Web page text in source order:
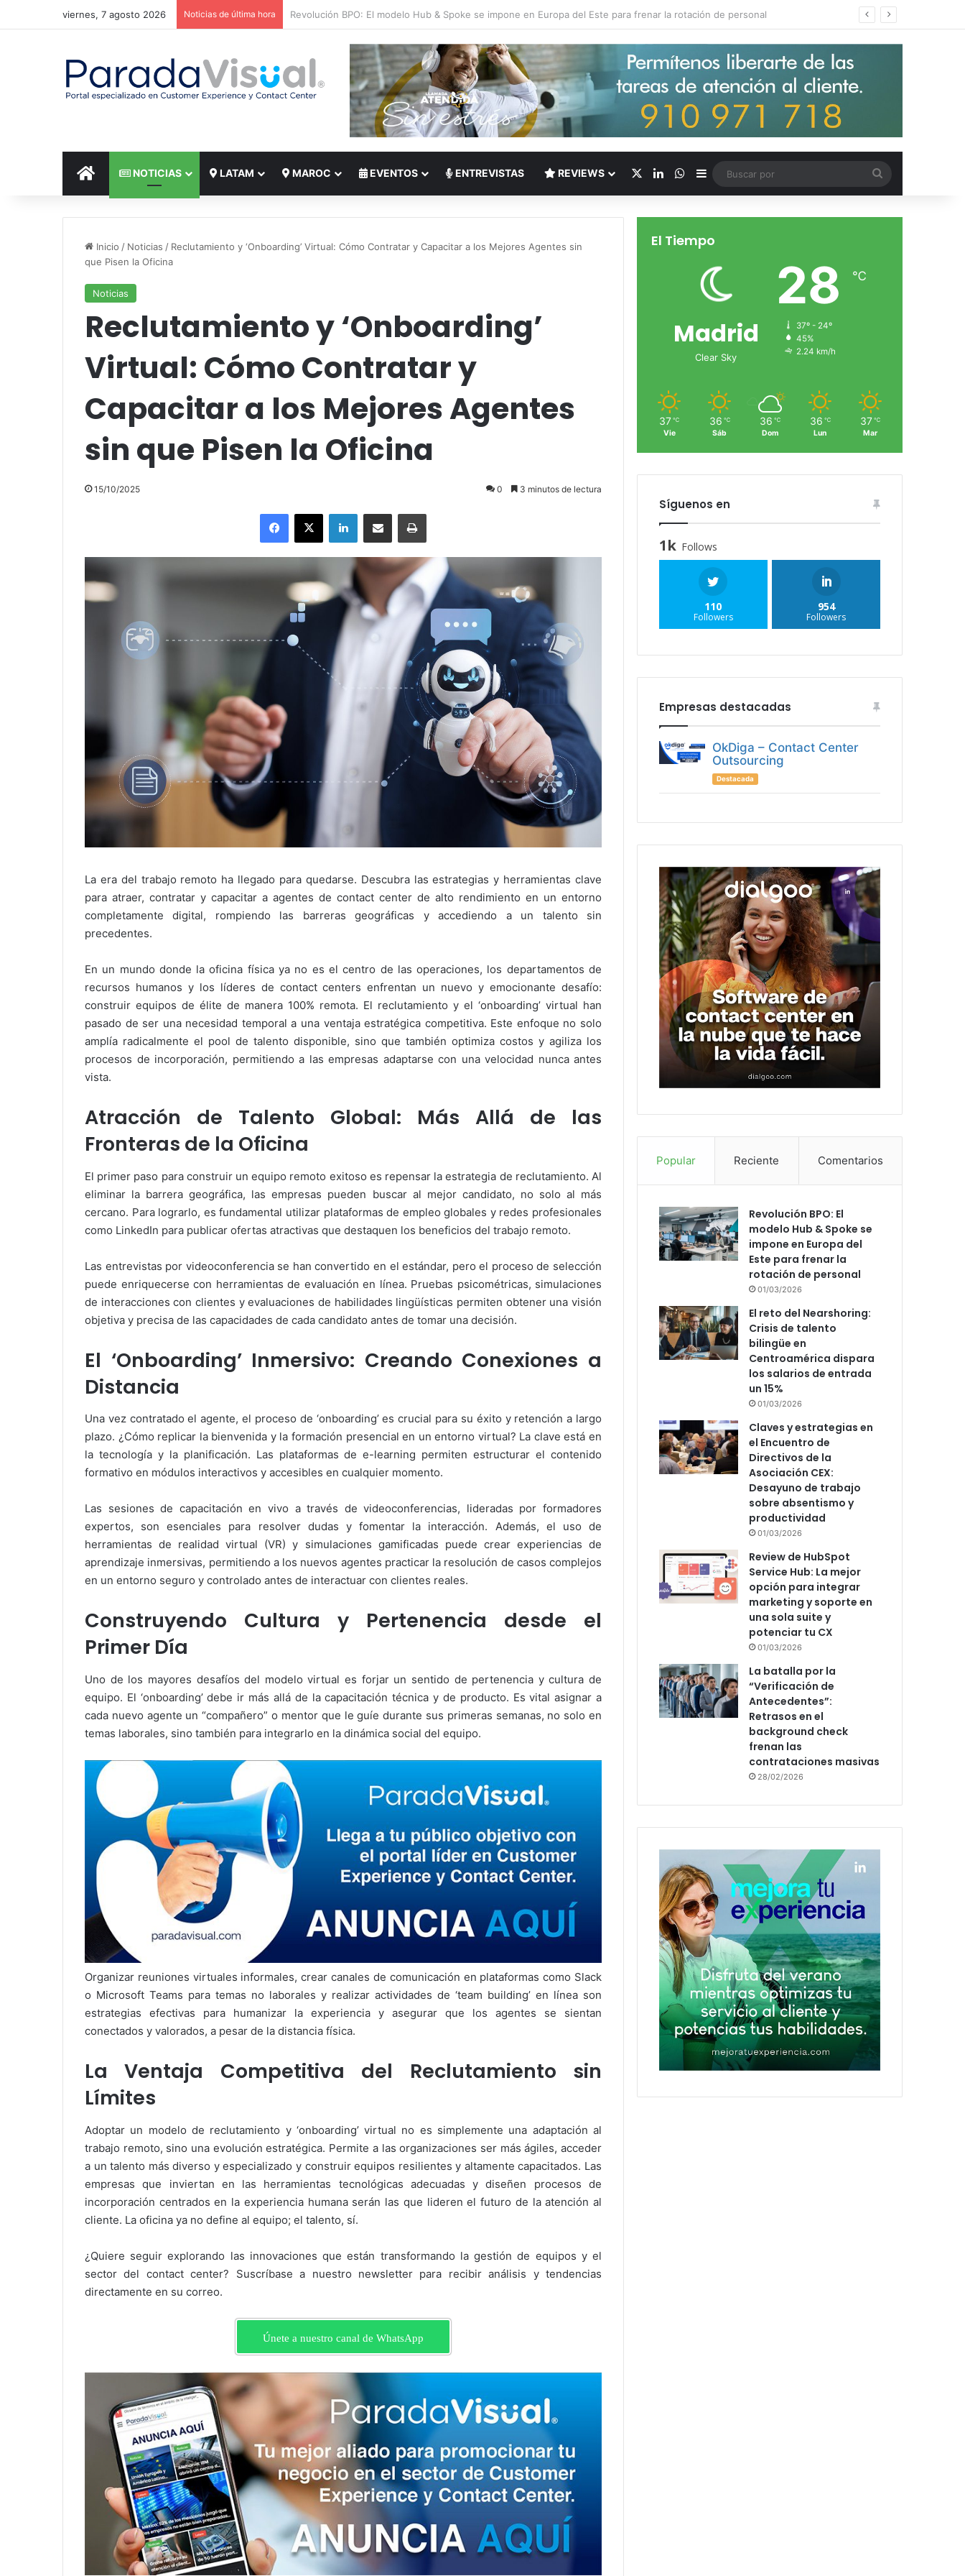
viernes, 7 agosto 2026 Noticias de última hora El reto del Nearshoring: Crisis de talento bilingüe en Centroamérica dispara los salarios de entrada un 15%
INICIO NOTICIAS LATAM MAROC EVENTOS ENTREVISTAS REVIEWS LinkedInWhatsApp
Barra lateral
por
Inicio / Noticias / Reclutamiento y ‘Onboarding’ Virtual: Cómo Contratar y Capacitar a los Mejores Agentes sin
que Pisen la Oficina
Noticias
Reclutamiento y ‘Onboarding’
Virtual: Cómo Contratar y
Capacitar a los Mejores Agentes
sin que Pisen la Oficina
15/10/2025 0 3 minutos de lectura
Facebook
X LinkedInCompartir por correo electrónicoImprimir
La era del trabajo remoto ha llegado para quedarse. Descubra las estrategias y herramientas clave
para atraer, contratar y capacitar a agentes de contact center de alto rendimiento en un entorno
completamente digital, rompiendo las barreras geográficas y accediendo a un talento sin
precedentes.
En un mundo donde la oficina física ya no es el centro de las operaciones, los departamentos de
recursos humanos y los líderes de contact centers enfrentan un nuevo y emocionante desafío:
construir equipos de élite de manera 100% remota. El reclutamiento y el ‘onboarding’ virtual han
pasado de ser una necesidad temporal a una ventaja estratégica competitiva. Este enfoque no solo
amplía radicalmente el pool de talento disponible, sino que también optimiza costos y agiliza los
procesos de incorporación, permitiendo a las empresas adaptarse con una velocidad nunca antes
vista.
Atracción de Talento Global: Más Allá de las
Fronteras de la Oficina
El primer paso para construir un equipo remoto exitoso es repensar la estrategia de reclutamiento. Al
eliminar la barrera geográfica, las empresas pueden buscar al mejor candidato, no solo al más
cercano. Para lograrlo, es fundamental utilizar plataformas de empleo globales y redes profesionales
como LinkedIn para publicar ofertas atractivas que destaquen los beneficios del trabajo remoto.
Las entrevistas por videoconferencia se han convertido en el estándar, pero el proceso de selección
puede enriquecerse con herramientas de evaluación en línea. Pruebas psicométricas, simulaciones
de interacciones con clientes y evaluaciones de habilidades lingüísticas permiten obtener una visión
objetiva y precisa de las capacidades de cada candidato antes de tomar una decisión.
El ‘Onboarding’ Inmersivo: Creando Conexiones a
Distancia
Una vez contratado el agente, el proceso de ‘onboarding’ es crucial para su éxito y retención a largo
plazo. ¿Cómo replicar la bienvenida y la formación presencial en un entorno virtual? La clave está en
la tecnología y la planificación. Las plataformas de e-learning permiten estructurar el contenido
formativo en módulos interactivos y accesibles en cualquier momento.
Las sesiones de capacitación en vivo a través de videoconferencias, lideradas por formadores
expertos, son esenciales para resolver dudas y fomentar la interacción. Además, el uso de
herramientas de realidad virtual (VR) y simulaciones gamificadas puede crear experiencias de
aprendizaje inmersivas, permitiendo a los nuevos agentes practicar la resolución de casos complejos
en un entorno seguro y controlado antes de interactuar con clientes reales.
Construyendo Cultura y Pertenencia desde el
Primer Día
Uno de los mayores desafíos del modelo virtual es forjar un sentido de pertenencia y cultura de
equipo. El ‘onboarding’ debe ir más allá de la capacitación técnica y de producto. Es vital asignar a
cada nuevo agente un “compañero” o mentor que le guíe durante sus primeras semanas, no solo en
temas laborales, sino también para integrarlo en la dinámica social del equipo.
Organizar reuniones virtuales informales, crear canales de comunicación en plataformas como Slack
o Microsoft Teams para temas no laborales y realizar actividades de ‘team building’ en línea son
estrategias efectivas para humanizar la experiencia y asegurar que los agentes se sientan
conectados y valorados, a pesar de la distancia física.
La Ventaja Competitiva del Reclutamiento sin
Límites
Adoptar un modelo de reclutamiento y ‘onboarding’ virtual no es simplemente una adaptación al
trabajo remoto, sino una evolución estratégica. Permite a las organizaciones ser más ágiles, acceder
a un talento más diverso y especializado y construir equipos resilientes y altamente capacitados. Las
empresas que inviertan en las herramientas tecnológicas adecuadas y diseñen procesos de
incorporación centrados en la experiencia humana serán las que lideren el futuro de la atención al
cliente. La oficina ya no define al equipo; el talento, sí.
¿Quiere seguir explorando las innovaciones que están transformando la gestión de equipos y el
sector del contact center? Suscríbase a nuestro newsletter para recibir análisis y tendencias
directamente en su correo.
Únete a nuestro canal de WhatsApp
El Tiempo
Madrid
Clear Sky
28 ℃
37º - 24º
45%
2.24 km/h
37 ℃
Vie
36 ℃
Sáb
36 ℃
Dom
36 ℃
Lun
37 ℃
Mar
Síguenos en
1k Follows
110
Followers
954
Followers
Empresas destacadas
OkDiga – Contact Center
Outsourcing
Destacada
Popular Reciente Comentarios
Revolución BPO: El
modelo Hub & Spoke se
impone en Europa del
Este para frenar la
rotación de personal
01/03/2026
El reto del Nearshoring:
Crisis de talento
bilingüe en
Centroamérica dispara
los salarios de entrada
un 15%
01/03/2026
Claves y estrategias en
el Encuentro de
Directivos de la
Asociación CEX:
Desayuno de trabajo
sobre absentismo y
productividad
01/03/2026
Review de HubSpot
Service Hub: La mejor
opción para integrar
marketing y soporte en
una sola suite y
potenciar tu CX
01/03/2026
La batalla por la
“Verificación de
Antecedentes”:
Retrasos en el
background check
frenan las
contrataciones masivas
28/02/2026